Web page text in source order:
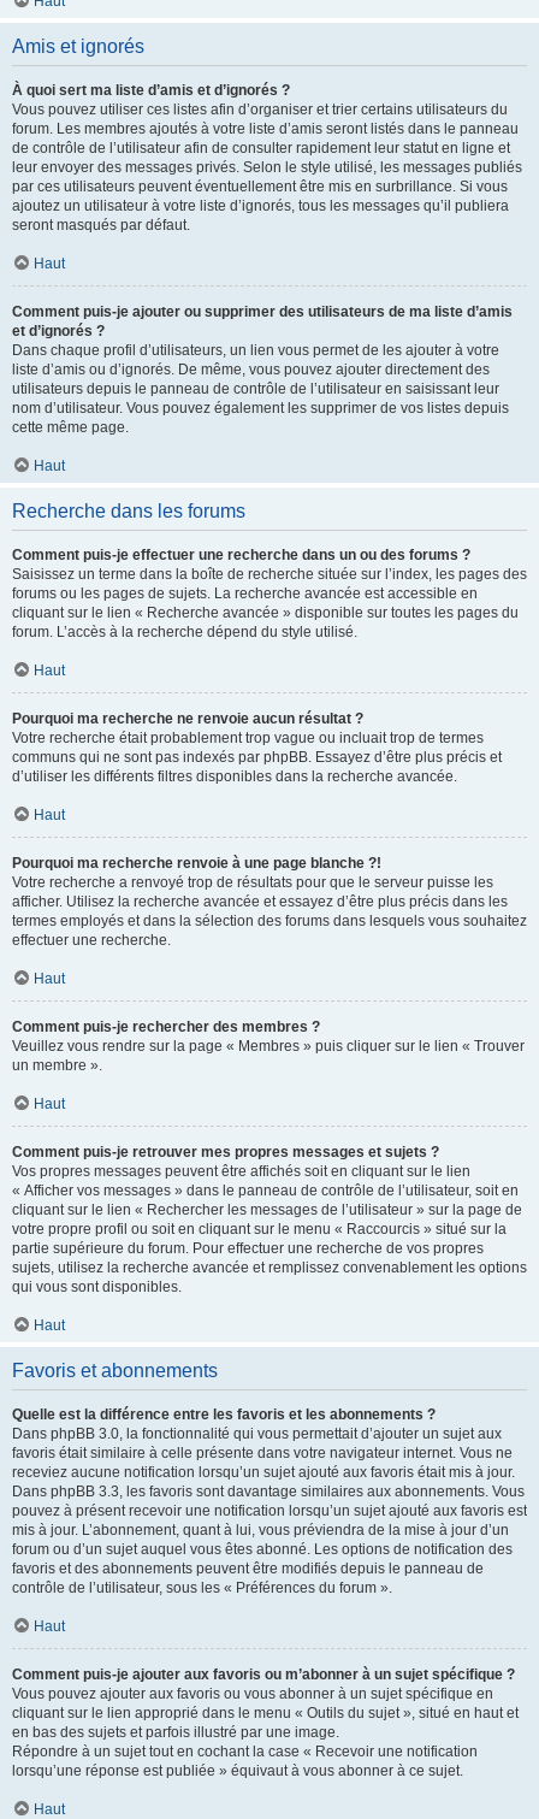
Amis et ignorés
À quoi sert ma liste d’amis et d’ignorés ?
Vous pouvez utiliser ces listes afin d’organiser et trier certains utilisateurs du
forum. Les membres ajoutés à votre liste d’amis seront listés dans le panneau
de contrôle de l’utilisateur afin de consulter rapidement leur statut en ligne et
leur envoyer des messages privés. Selon le style utilisé, les messages publiés
par ces utilisateurs peuvent éventuellement être mis en surbrillance. Si vous
ajoutez un utilisateur à votre liste d’ignorés, tous les messages qu’il publiera
seront masqués par défaut.
Haut
Comment puis-je ajouter ou supprimer des utilisateurs de ma liste d’amis
et d’ignorés ?
Dans chaque profil d’utilisateurs, un lien vous permet de les ajouter à votre
liste d’amis ou d’ignorés. De même, vous pouvez ajouter directement des
utilisateurs depuis le panneau de contrôle de l’utilisateur en saisissant leur
nom d’utilisateur. Vous pouvez également les supprimer de vos listes depuis
cette même page.
Haut
Recherche dans les forums
Comment puis-je effectuer une recherche dans un ou des forums ?
Saisissez un terme dans la boîte de recherche située sur l’index, les pages des
forums ou les pages de sujets. La recherche avancée est accessible en
cliquant sur le lien « Recherche avancée » disponible sur toutes les pages du
forum. L’accès à la recherche dépend du style utilisé.
Haut
Pourquoi ma recherche ne renvoie aucun résultat ?
Votre recherche était probablement trop vague ou incluait trop de termes
communs qui ne sont pas indexés par phpBB. Essayez d’être plus précis et
d’utiliser les différents filtres disponibles dans la recherche avancée.
Haut
Pourquoi ma recherche renvoie à une page blanche ?!
Votre recherche a renvoyé trop de résultats pour que le serveur puisse les
afficher. Utilisez la recherche avancée et essayez d’être plus précis dans les
termes employés et dans la sélection des forums dans lesquels vous souhaitez
effectuer une recherche.
Haut
Comment puis-je rechercher des membres ?
Veuillez vous rendre sur la page « Membres » puis cliquer sur le lien « Trouver
un membre ».
Haut
Comment puis-je retrouver mes propres messages et sujets ?
Vos propres messages peuvent être affichés soit en cliquant sur le lien
« Afficher vos messages » dans le panneau de contrôle de l’utilisateur, soit en
cliquant sur le lien « Rechercher les messages de l’utilisateur » sur la page de
votre propre profil ou soit en cliquant sur le menu « Raccourcis » situé sur la
partie supérieure du forum. Pour effectuer une recherche de vos propres
sujets, utilisez la recherche avancée et remplissez convenablement les options
qui vous sont disponibles.
Haut
Favoris et abonnements
Quelle est la différence entre les favoris et les abonnements ?
Dans phpBB 3.0, la fonctionnalité qui vous permettait d’ajouter un sujet aux
favoris était similaire à celle présente dans votre navigateur internet. Vous ne
receviez aucune notification lorsqu’un sujet ajouté aux favoris était mis à jour.
Dans phpBB 3.3, les favoris sont davantage similaires aux abonnements. Vous
pouvez à présent recevoir une notification lorsqu’un sujet ajouté aux favoris est
mis à jour. L’abonnement, quant à lui, vous préviendra de la mise à jour d’un
forum ou d’un sujet auquel vous êtes abonné. Les options de notification des
favoris et des abonnements peuvent être modifiés depuis le panneau de
contrôle de l’utilisateur, sous les « Préférences du forum ».
Haut
Comment puis-je ajouter aux favoris ou m’abonner à un sujet spécifique ?
Vous pouvez ajouter aux favoris ou vous abonner à un sujet spécifique en
cliquant sur le lien approprié dans le menu « Outils du sujet », situé en haut et
en bas des sujets et parfois illustré par une image.
Répondre à un sujet tout en cochant la case « Recevoir une notification
lorsqu’une réponse est publiée » équivaut à vous abonner à ce sujet.
Haut